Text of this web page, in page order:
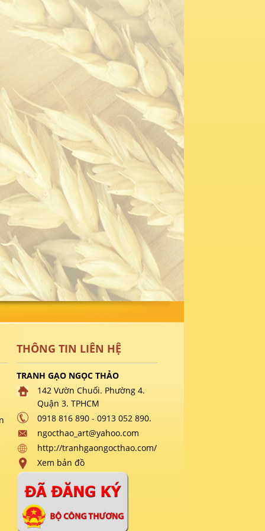
THÔNG TIN LIÊN HỆ
TRANH GẠO NGỌC THẢO
142 Vườn Chuối. Phường 4.
Quận 3. TPHCM
0918 816 890 - 0913 052 890.
ngocthao_art@yahoo.com
http://tranhgaongocthao.com/
Xem bản đồ